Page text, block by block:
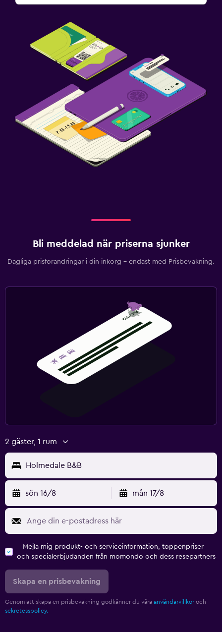
Bli meddelad när priserna sjunker
Dagliga prisförändringar i din inkorg – endast med Prisbevakning.
2 gäster, 1 rum
Holmedale B&B
sön 16/8 mån 17/8
Mejla mig produkt- och serviceinformation, toppenpriser
och specialerbjudanden från momondo och dess resepartners
Skapa en prisbevakning
Genom att skapa en prisbevakning godkänner du våra användarvillkor och
sekretesspolicy.